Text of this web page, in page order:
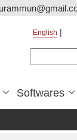
English
Softwares